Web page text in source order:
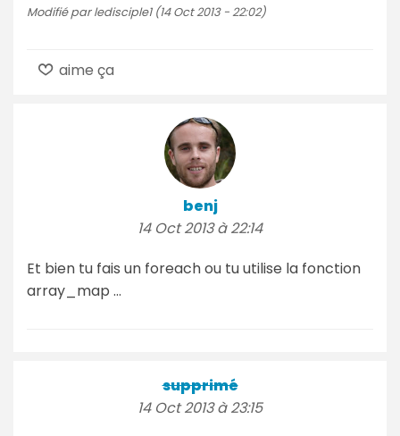
Modifié par ledisciple1 (14 Oct 2013 - 22:02)
aime ça
benj
14 Oct 2013 à 22:14
Et bien tu fais un foreach ou tu utilise la fonction
array_map ...
supprimé
14 Oct 2013 à 23:15